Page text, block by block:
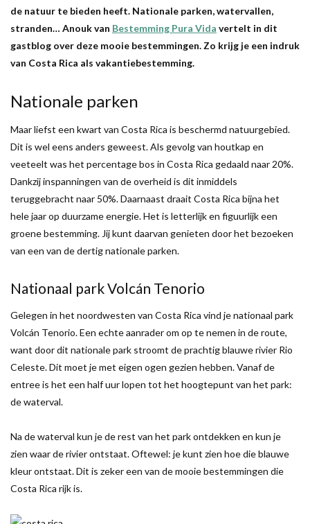
de natuur te bieden heeft. Nationale parken, watervallen,
stranden… Anouk van Bestemming Pura Vida vertelt in dit
gastblog over deze mooie bestemmingen. Zo krijg je een indruk
van Costa Rica als vakantiebestemming.
Nationale parken
Maar liefst een kwart van Costa Rica is beschermd natuurgebied.
Dit is wel eens anders geweest. Als gevolg van houtkap en
veeteelt was het percentage bos in Costa Rica gedaald naar 20%.
Dankzij inspanningen van de overheid is dit inmiddels
teruggebracht naar 50%. Daarnaast draait Costa Rica bijna het
hele jaar op duurzame energie. Het is letterlijk en figuurlijk een
groene bestemming. Jij kunt daarvan genieten door het bezoeken
van een van de dertig nationale parken.
Nationaal park Volcán Tenorio
Gelegen in het noordwesten van Costa Rica vind je nationaal park
Volcán Tenorio. Een echte aanrader om op te nemen in de route,
want door dit nationale park stroomt de prachtig blauwe rivier Rio
Celeste. Dit moet je met eigen ogen gezien hebben. Vanaf de
entree is het een half uur lopen tot het hoogtepunt van het park:
de waterval.
Na de waterval kun je de rest van het park ontdekken en kun je
zien waar de rivier ontstaat. Oftewel: je kunt zien hoe die blauwe
kleur ontstaat. Dit is zeker een van de mooie bestemmingen die
Costa Rica rijk is.